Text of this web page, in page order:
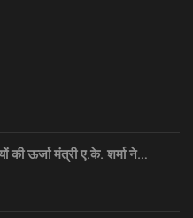
की ऊर्जा मंत्री ए.के. शर्मा ने…